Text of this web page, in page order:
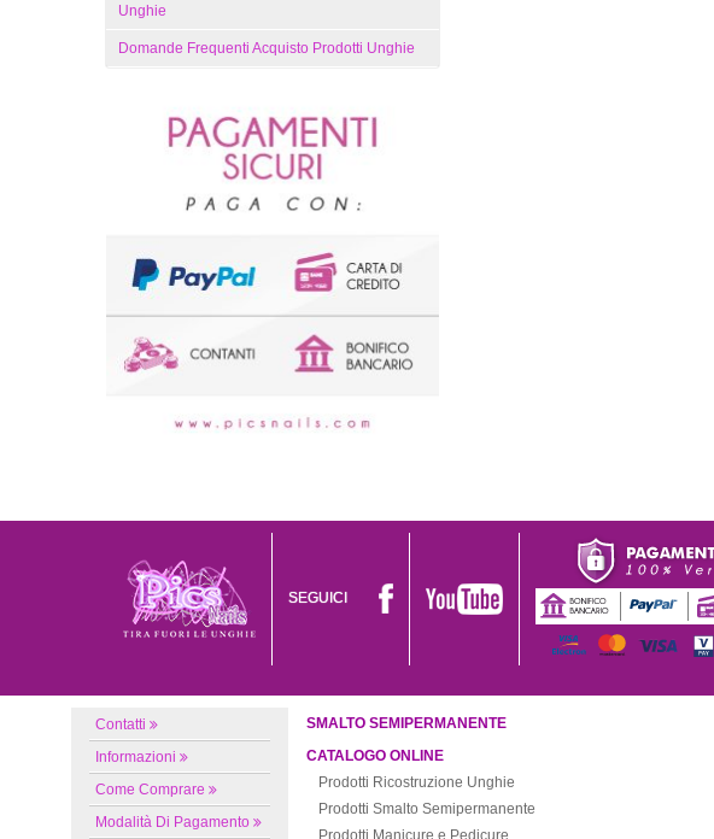
Unghie
Domande Frequenti Acquisto Prodotti Unghie
SEGUICI
Contatti
Informazioni
Come Comprare
Modalità Di Pagamento
SMALTO SEMIPERMANENTE
CATALOGO ONLINE
Prodotti Ricostruzione Unghie
Prodotti Smalto Semipermanente